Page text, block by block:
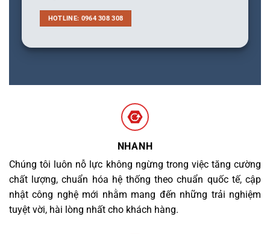
HOTLINE: 0964 308 308
NHANH
Chúng tôi luôn nỗ lực không ngừng trong việc tăng cường
chất lượng, chuẩn hóa hệ thống theo chuẩn quốc tế, cập
nhật công nghệ mới nhằm mang đến những trải nghiệm
tuyệt vời, hài lòng nhất cho khách hàng.